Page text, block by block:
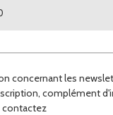
concernant les
complément
contactez